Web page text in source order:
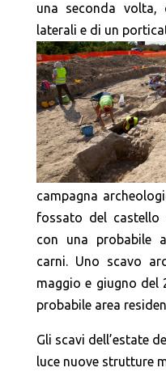
una seconda volta,
laterali e di un
campagna
fossato del
con una probabile
carni. Uno scavo
maggio e giugno del
probabile area
Gli scavi dell’estate
luce nuove strutture